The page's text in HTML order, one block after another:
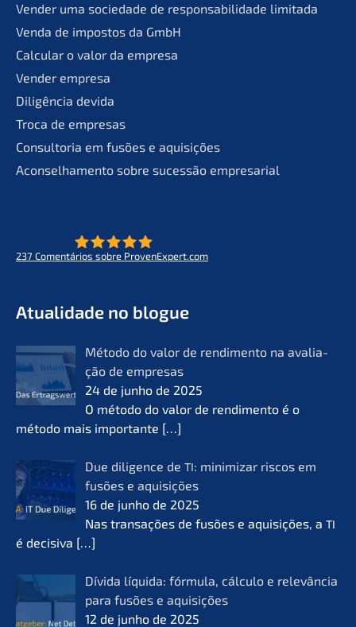
Vender uma socie­da­de de responsa­bil­ida­de limitada
Venda de impos­tos da GmbH
Calcu­lar o valor da empresa
Vender empre­sa
Diligên­cia devida
Troca de empresas
Consult­oria em fusões e aquisições
Aconsel­ha­men­to sobre suces­são empresarial
237 Comen­tá­ri­os sobre ProvenExpert.com
Atual­i­da­de no blogue
Método do valor de rendi­men­to na avalia­
ção de empre­sas
24 de junho de 2025
O método do valor de rendi­men­to é o
método mais importan­te […]
Due diligence de TI: minimi­zar riscos em
fusões e aquisi­ções
16 de junho de 2025
Nas transa­ções de fusões e aquisi­ções, a TI
é decisi­va […]
Dívida líqui­da: fórmu­la, cálcu­lo e relevân­cia
para fusões e aquisi­ções
12 de junho de 2025